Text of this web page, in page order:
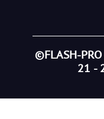
©FLASH-
21 -